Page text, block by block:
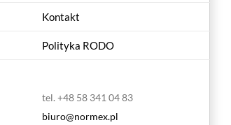
Kontakt
Polityka RODO
tel. +48 58 341 04 83
biuro@normex.pl